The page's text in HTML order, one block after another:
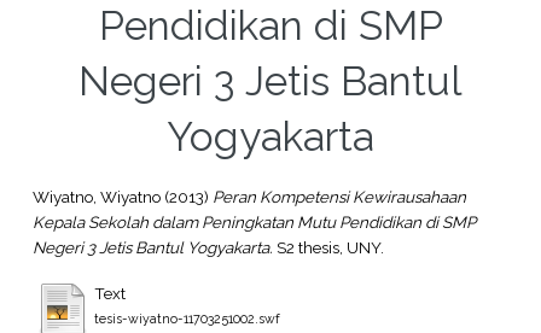
Pendidikan di SMP
Negeri 3 Jetis Bantul
Yogyakarta
Wiyatno, Wiyatno(2013) Peran Kompetensi Kewirausahaan
Kepala Sekolah dalam Peningkatan Mutu Pendidikan di SMP
Negeri 3 Jetis Bantul Yogyakarta. S2 thesis, UNY.
Text
tesis-wiyatno-11703251002.swf